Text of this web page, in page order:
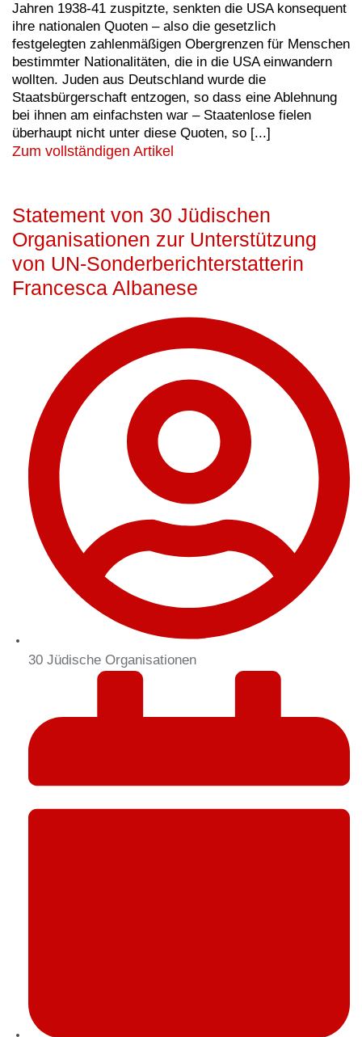
Jahren 1938-41 zuspitzte, senkten die USA konsequent
ihre nationalen Quoten – also die gesetzlich
festgelegten zahlenmäßigen Obergrenzen für Menschen
bestimmter Nationalitäten, die in die USA einwandern
wollten. Juden aus Deutschland wurde die
Staatsbürgerschaft entzogen, so dass eine Ablehnung
bei ihnen am einfachsten war – Staatenlose fielen
überhaupt nicht unter diese Quoten, so [...]
Zum vollständigen Artikel
Statement von 30 Jüdischen
Organisationen zur Unterstützung
von UN-Sonderberichterstatterin
Francesca Albanese
30 Jüdische Organisationen